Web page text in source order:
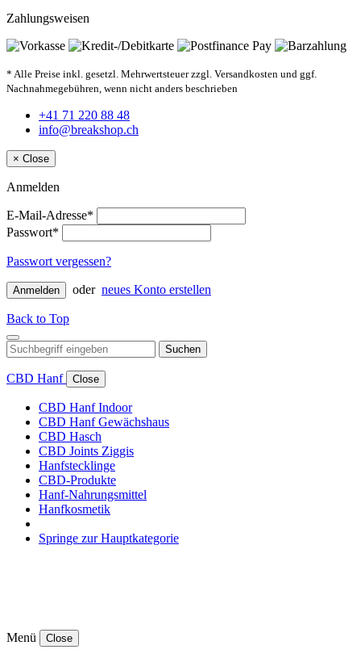
Zahlungsweisen
* Alle Preise inkl. gesetzl. Mehrwertsteuer zzgl. Versandkosten und ggf.
Nachnahmegebühren, wenn nicht anders beschrieben
+41 71 220 88 48
info@breakshop.ch
× Close
Anmelden
E-Mail-Adresse*
Passwort*
Passwort vergessen?
Anmelden oder neues Konto erstellen
Back to Top
Suchen
CBD Hanf Close
CBD Hanf Indoor
CBD Hanf Gewächshaus
CBD Hasch
CBD Joints Ziggis
Hanfstecklinge
CBD-Produkte
Hanf-Nahrungsmittel
Hanfkosmetik
Springe zur Hauptkategorie
Menü Close